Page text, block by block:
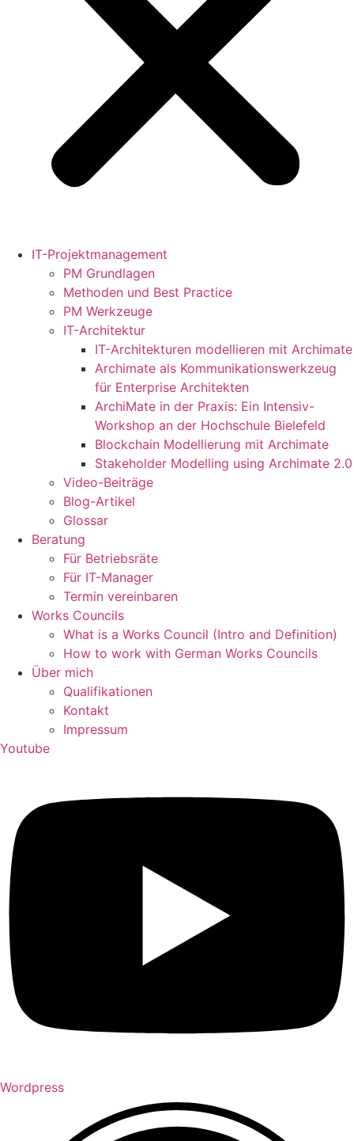
IT-Projektmanagement
PM Grundlagen
Methoden und Best Practice
PM Werkzeuge
IT-Architektur
IT-Architekturen modellieren mit Archimate
Archimate als Kommunikationswerkzeug
für Enterprise Architekten
ArchiMate in der Praxis: Ein Intensiv-
Workshop an der Hochschule Bielefeld
Blockchain Modellierung mit Archimate
Stakeholder Modelling using Archimate 2.0
Video-Beiträge
Blog-Artikel
Glossar
Beratung
Für Betriebsräte
Für IT-Manager
Termin vereinbaren
Works Councils
What is a Works Council (Intro and Definition)
How to work with German Works Councils
Über mich
Qualifikationen
Kontakt
Impressum
Youtube
Wordpress